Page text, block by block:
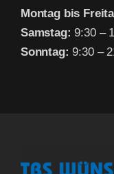
Montag bis
Samstag:9:30 –
Sonntag:9:30 –